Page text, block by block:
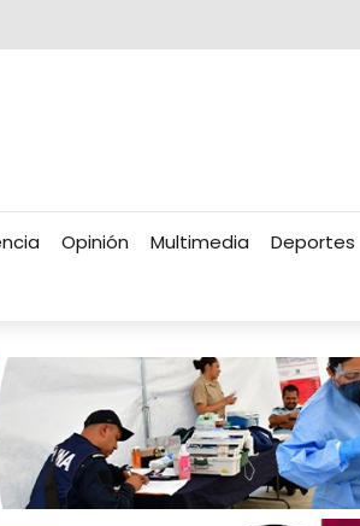
Opinión Multimedia Deportes